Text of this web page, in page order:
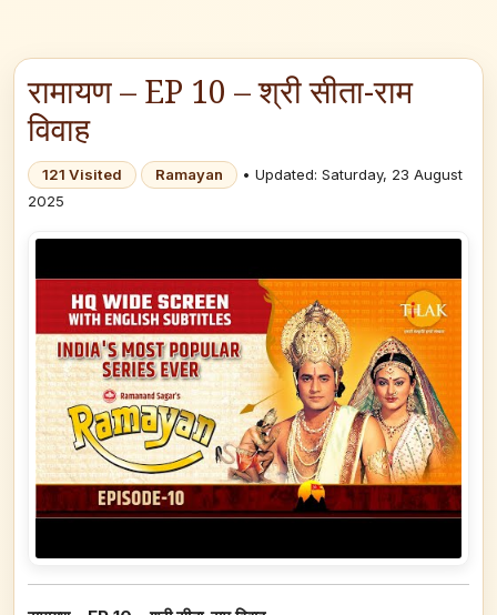
रामायण – EP 10 – श्री सीता-राम
विवाह
121 Visited Ramayan
• Updated: Saturday, 23 August
2025